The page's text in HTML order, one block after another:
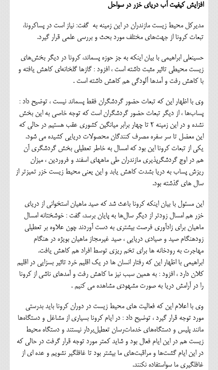
افزایش کیفیت آب دریای خزر در سواحل
مدیرکل محیط زیست مازندران در این زمینه به گفت: نیاز است در پساکرونا،
تبعات کرونا از جهت‌های مختلف مورد بحث و بررسی علمی قرار گیرد.
حسینعلی ابراهیمی با بیان اینکه به جز حوزه پسماند، کرونا در دیگر بخش‌های
زیست محیطی تاثیر مثبت داشته است ، افزود : گازها گلخانه‌ای کاهش یافته و
با کاهش رفت و آمدها آلودگی هم کاهش داشته است .
وی با اظهار این که تبعات حضور گردشگران فقط پسماند نیست ، توضیح داد :
پساب‌ها ، از دیگر تبعات حضور گردشگران است که توجه خاصی به این بخش
نشده و در این زمینه ۲ تا چهار برابر میانگین کشوری عقب هستیم در حالی که
این معضل تا سر سفره مصرف کنندگان محصولات دریایی کشیده می شود.
یکی از تبعات کرونا این بود که امسال به خاطر تعطیلی بخش گردشگری آن
هم در اوج گردشگرپذیری مازندران طی ماههای اسفند و فروردین ، میزان
ریزش پساب به دریا بشدت کاهش یابد و این یعنی محیط زیست خزر تمیزتر از
سال های گذشته بود.
این مسئول با بیان اینکه کرونا باعث شد که صید ماهیان استخوانی از دریای
خزر هم امسال زودتر از دیگر سال‌ها به پایان برسد، گفت : خوشختانه امسال
ماهیان برای زادآوری فرصت بیشتری به دست آوردند چون علاوه بر تعطیلی
زودهنگام صید و صیادی دریایی ، صید غیرمجاز ماهیان بویژه در هنگام
مهاجرت به رودخانه ها برای تخم ریزی توسط افراد هم کاهش یافت.
ابراهیمی با اظهار این که رفتار انسان ها در یک اقلیم خرد تاثیر بسزایی در اقلیم
کلان دارد ، افزود : به همین سبب نیز ما کاهش رفت و آمدهای ناشی از کرونا
را در آرامش دریا به صورت مشهودی مشاهده می کنیم .
وی با اعلام این که فعالیت های محیط زیست در دوران کرونا باید بدرستی
مورد توجه قرار گیرد ، توضیح داد : در ایام کرونا بسیاری از مشاغل و دستگاه‌ها
مانند پلیس و دستگاه‌های خدمات‌رسان تعطیل‌بردار نیستند و دستگاه محیط
زیست هم در این ایام فعال بود و شاید کمتر مورد توجه قرار گرفت در حالی که
در این ایام گشت‌ها و مراقبت‌های ما بیشتر بود تا غافلگیر نشویم و عده ای از
غافلگیری ما سواستفاده نکنند.